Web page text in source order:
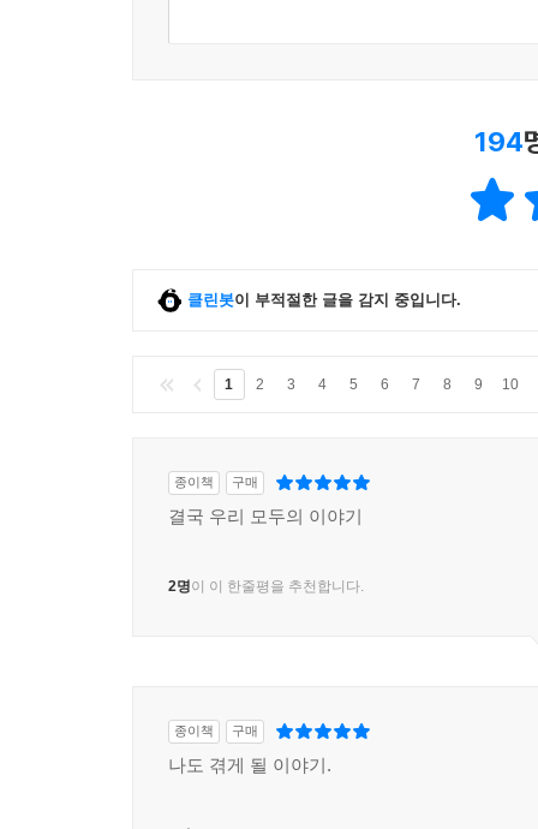
194
클린봇이 부적절한 글을 감지 중입니다.
1 2 3 4 5 6 7 8 9 10
종이책 구매
결국 우리 모두의 이야기
2명이 이 한줄평을 추천합니다.
종이책 구매
나도 겪게 될 이야기.